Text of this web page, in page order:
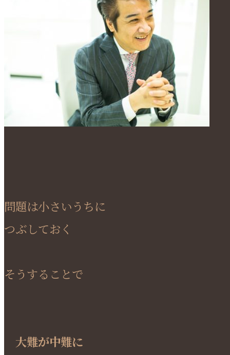
問題は小さいうちに
つぶしておく
そうすることで
大難が中難に